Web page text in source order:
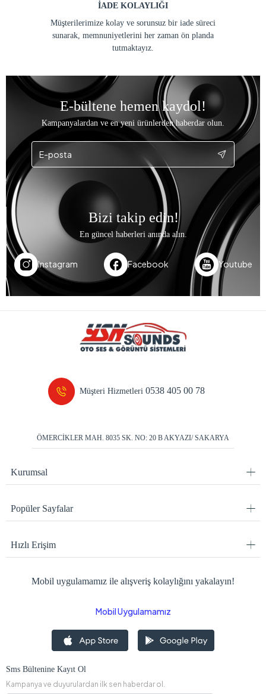
İADE KOLAYLIĞI
Müşterilerimize kolay ve sorunsuz bir iade süreci
sunarak, memnuniyetlerini her zaman ön planda
tutmaktayız.
E-bültene hemen kaydol!
Kampanyalardan ve en yeni ürünlerden haberdar olun.
Bizi takip edin!
En güncel haberleri anında alın.
Instagram Facebook Youtube
Müşteri Hizmetleri0538 405 00 78
ÖMERCİKLER MAH. 8035 SK. NO: 20 B AKYAZI/ SAKARYA
Kurumsal
Popüler Sayfalar
Hızlı Erişim
Mobil uygulamamız ile alışveriş kolaylığını yakalayın!
Mobil Uygulamamız
Sms Bültenine Kayıt Ol
Kampanya ve duyurulardan ilk sen haberdar ol.